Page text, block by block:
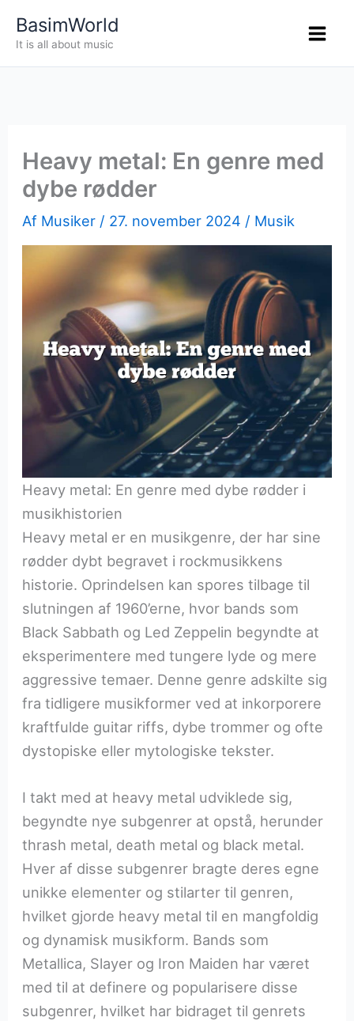
BasimWorld
It is all about music
Heavy metal: En genre med
dybe rødder
Af Musiker / 27. november 2024 / Musik
Heavy metal: En genre med dybe rødder i
musikhistorien
Heavy metal er en musikgenre, der har sine
rødder dybt begravet i rockmusikkens
historie. Oprindelsen kan spores tilbage til
slutningen af 1960’erne, hvor bands som
Black Sabbath og Led Zeppelin begyndte at
eksperimentere med tungere lyde og mere
aggressive temaer. Denne genre adskilte sig
fra tidligere musikformer ved at inkorporere
kraftfulde guitar riffs, dybe trommer og ofte
dystopiske eller mytologiske tekster.
I takt med at heavy metal udviklede sig,
begyndte nye subgenrer at opstå, herunder
thrash metal, death metal og black metal.
Hver af disse subgenrer bragte deres egne
unikke elementer og stilarter til genren,
hvilket gjorde heavy metal til en mangfoldig
og dynamisk musikform. Bands som
Metallica, Slayer og Iron Maiden har været
med til at definere og popularisere disse
subgenrer, hvilket har bidraget til genrets